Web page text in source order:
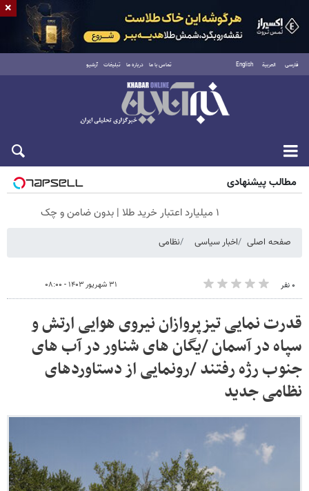
فارسی العربية English تماس با ما درباره ما تبلیغات آرشیو
جمعه ۱۶ مرداد ۱۴۰۵
مطالب پیشنهادی
۱ میلیارد اعتبار خرید طلا | بدون ضامن و چک
صفحه اصلی اخبار سیاسی نظامی
۰ نفر ۳۱ شهریور ۱۴۰۳ - ۰۸:۰۰
قدرت نمایی تیزپروازان نیروی هوایی ارتش و
سپاه در آسمان /یگان های شناور در آب های
جنوب رژه رفتند /رونمایی از دستاوردهای
نظامی جدید
×